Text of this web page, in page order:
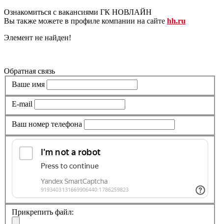
Ознакомиться с вакансиями ГК НОВЛАЙН
Вы также можете в профиле компании на сайте hh.ru
Элемент не найден!
Обратная связь
Ваше имя
E-mail
Ваш номер телефона
Прикрепить файл: